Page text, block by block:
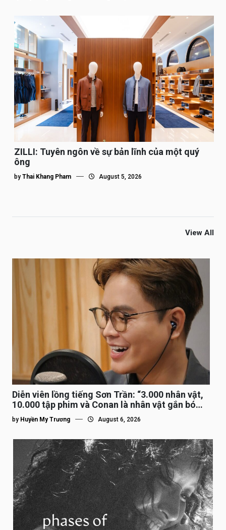
ZILLI: Tuyên ngôn về sự bản lĩnh của một quý
ông
by Thai Khang Pham August 5, 2026
View All
Diễn viên lồng tiếng Sơn Trần: “3.000 nhân vật,
10.000 tập phim và Conan là nhân vật gắn bó
lâu nhất”
by Huyền My Trương August 6, 2026